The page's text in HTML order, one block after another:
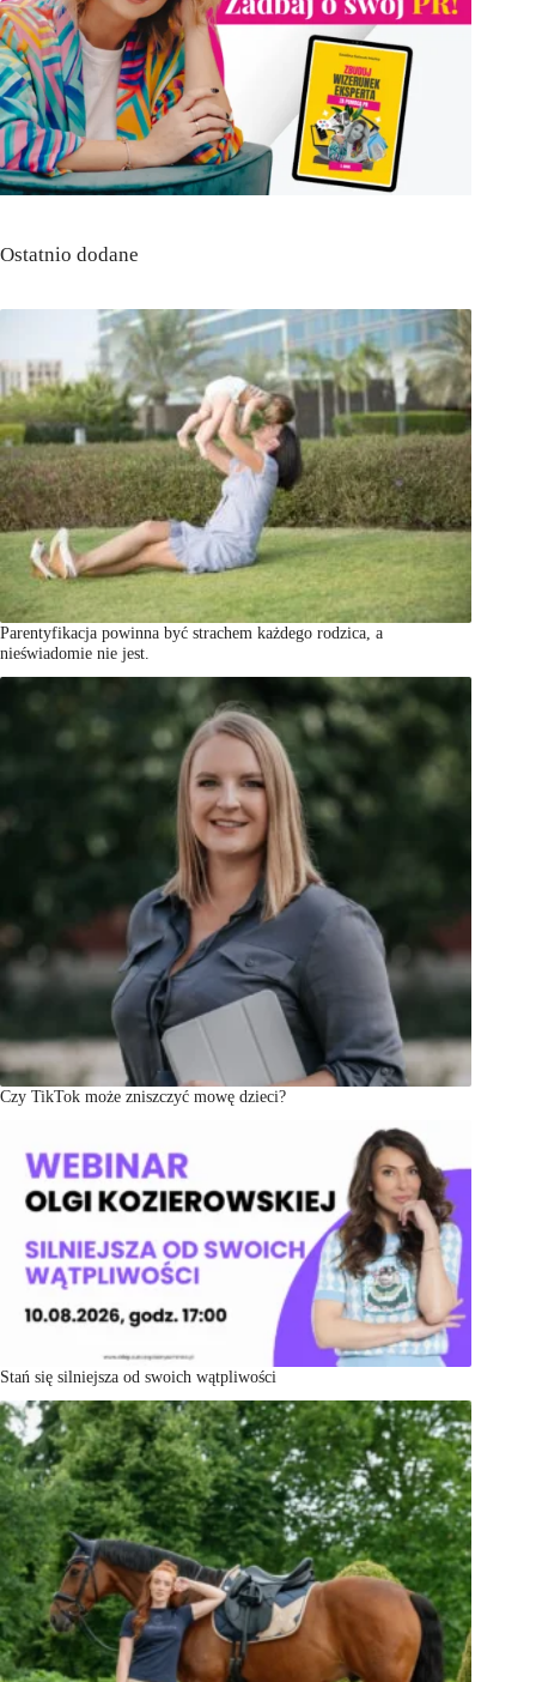
Ostatnio dodane
Parentyfikacja powinna być strachem każdego rodzica, a
nieświadomie nie jest.
Czy TikTok może zniszczyć mowę dzieci?
Stań się silniejsza od swoich wątpliwości